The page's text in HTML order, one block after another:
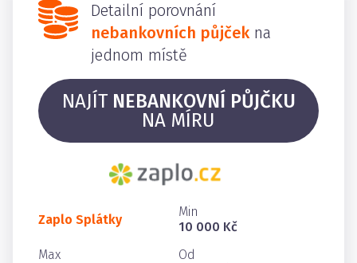
Detailní porovnání
nebankovních půjčekna
jednom místě
NAJÍT NEBANKOVNÍ PŮJČKU
NA MÍRU
Zaplo Splátky
Min
10 000 Kč
Max
Od